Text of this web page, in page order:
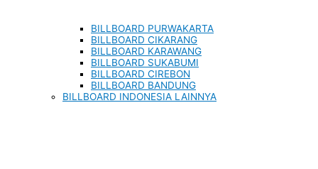
BILLBOARD PURWAKARTA
BILLBOARD CIKARANG
BILLBOARD KARAWANG
BILLBOARD SUKABUMI
BILLBOARD CIREBON
BILLBOARD BANDUNG
BILLBOARD INDONESIA LAINNYA